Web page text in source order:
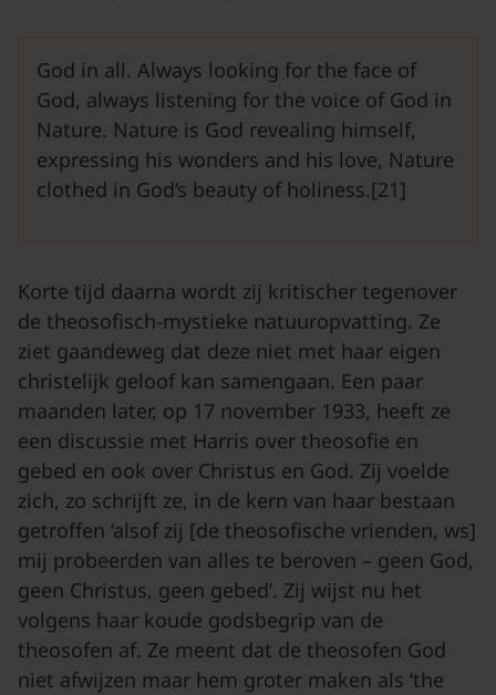
God in all. Always looking for the face of
God, always listening for the voice of God in
Nature. Nature is God revealing himself,
expressing his wonders and his love, Nature
clothed in God’s beauty of holiness.[21]
Korte tijd daarna wordt zij kritischer tegenover
de theosofisch-mystieke natuuropvatting. Ze
ziet gaandeweg dat deze niet met haar eigen
christelijk geloof kan samengaan. Een paar
maanden later, op 17 november 1933, heeft ze
een discussie met Harris over theosofie en
gebed en ook over Christus en God. Zij voelde
zich, zo schrijft ze, in de kern van haar bestaan
getroffen ‘alsof zij [de theosofische vrienden, ws]
mij probeerden van alles te beroven – geen God,
geen Christus, geen gebed’. Zij wijst nu het
volgens haar koude godsbegrip van de
theosofen af. Ze meent dat de theosofen God
niet afwijzen maar hem groter maken als ‘the